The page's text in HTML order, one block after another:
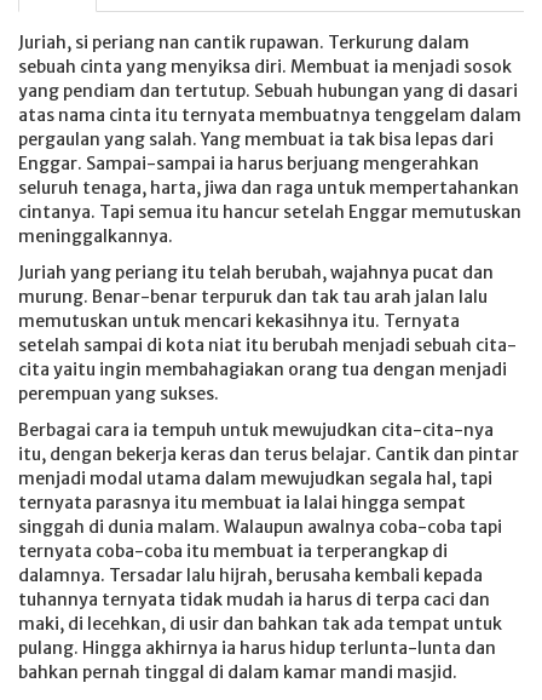
Juriah, si periang nan cantik rupawan. Terkurung dalam
sebuah cinta yang menyiksa diri. Membuat ia menjadi sosok
yang pendiam dan tertutup. Sebuah hubungan yang di dasari
atas nama cinta itu ternyata membuatnya tenggelam dalam
pergaulan yang salah. Yang membuat ia tak bisa lepas dari
Enggar. Sampai-sampai ia harus berjuang mengerahkan
seluruh tenaga, harta, jiwa dan raga untuk mempertahankan
cintanya. Tapi semua itu hancur setelah Enggar memutuskan
meninggalkannya.
Juriah yang periang itu telah berubah, wajahnya pucat dan
murung. Benar-benar terpuruk dan tak tau arah jalan lalu
memutuskan untuk mencari kekasihnya itu. Ternyata
setelah sampai di kota niat itu berubah menjadi sebuah cita-
cita yaitu ingin membahagiakan orang tua dengan menjadi
perempuan yang sukses.
Berbagai cara ia tempuh untuk mewujudkan cita-cita-nya
itu, dengan bekerja keras dan terus belajar. Cantik dan pintar
menjadi modal utama dalam mewujudkan segala hal, tapi
ternyata parasnya itu membuat ia lalai hingga sempat
singgah di dunia malam. Walaupun awalnya coba-coba tapi
ternyata coba-coba itu membuat ia terperangkap di
dalamnya. Tersadar lalu hijrah, berusaha kembali kepada
tuhannya ternyata tidak mudah ia harus di terpa caci dan
maki, di lecehkan, di usir dan bahkan tak ada tempat untuk
pulang. Hingga akhirnya ia harus hidup terlunta-lunta dan
bahkan pernah tinggal di dalam kamar mandi masjid.